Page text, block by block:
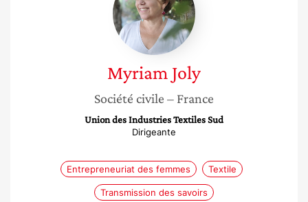
Myriam Joly
Société civile – France
Union des Industries Textiles Sud
Dirigeante
Entrepreneuriat des femmes Textile
Transmission des savoirs